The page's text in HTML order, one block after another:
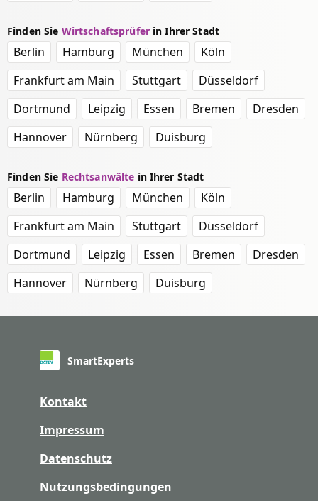
Finden Sie Wirtschaftsprüferin Ihrer Stadt
Berlin Hamburg München
Köln
Frankfurt am Main
Stuttgart
Düsseldorf
Dortmund
Leipzig Essen Bremen
Dresden
Hannover
Nürnberg Duisburg
Finden Sie Rechtsanwälte in Ihrer Stadt
Berlin Hamburg München
Köln
Frankfurt am Main
Stuttgart
Düsseldorf
Dortmund
Leipzig Essen Bremen
Dresden
Hannover
Nürnberg Duisburg
SmartExperts
Kontakt
Impressum
Datenschutz
Nutzungsbedingungen